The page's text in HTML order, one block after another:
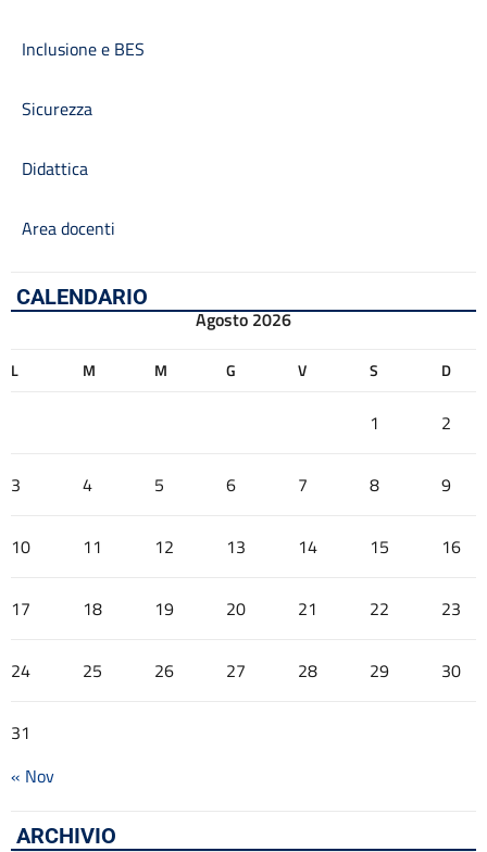
Inclusione e BES
Sicurezza
Didattica
Area docenti
CALENDARIO
Agosto 2026
L M M G V S D
1 2
3 4 5 6 7 8 9
10 11 12 13 14 15 16
17 18 19 20 21 22 23
24 25 26 27 28 29 30
31
« Nov
ARCHIVIO